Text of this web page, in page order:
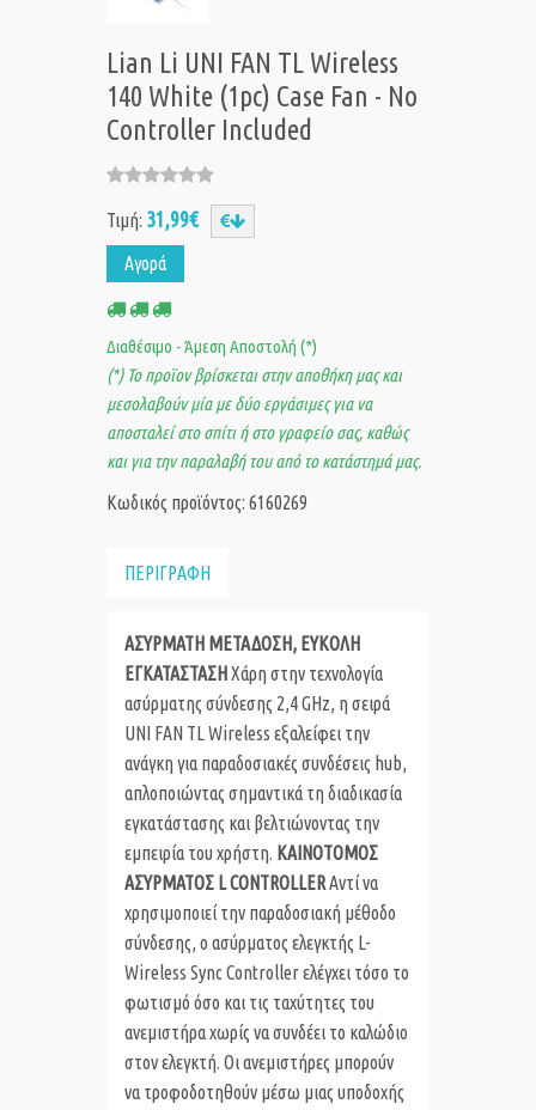
Lian Li UNI FAN TL Wireless
140 White (1pc) Case Fan - No
Controller Included
Τιμή: 31,99€
Αγορά
Διαθέσιμο - Άμεση Αποστολή (*)
(*) Το προϊον βρίσκεται στην αποθήκη μας και
μεσολαβούν μία με δύο εργάσιμες για να
αποσταλεί στο σπίτι ή στο γραφείο σας, καθώς
και για την παραλαβή του από το κατάστημά μας.
Κωδικός προϊόντος: 6160269
ΠΕΡΙΓΡΑΦΗ
ΑΣΥΡΜΑΤΗ ΜΕΤΑΔΟΣΗ, ΕΥΚΟΛΗ
ΕΓΚΑΤΑΣΤΑΣΗ Χάρη στην τεχνολογία
ασύρματης σύνδεσης 2,4 GHz, η σειρά
UNI FAN TL Wireless εξαλείφει την
ανάγκη για παραδοσιακές συνδέσεις hub,
απλοποιώντας σημαντικά τη διαδικασία
εγκατάστασης και βελτιώνοντας την
εμπειρία του χρήστη. ΚΑΙΝΟΤΟΜΟΣ
ΑΣΥΡΜΑΤΟΣ L CONTROLLERΑντί να
χρησιμοποιεί την παραδοσιακή μέθοδο
σύνδεσης, ο ασύρματος ελεγκτής L-
Wireless Sync Controller ελέγχει τόσο το
φωτισμό όσο και τις ταχύτητες του
ανεμιστήρα χωρίς να συνδέει το καλώδιο
στον ελεγκτή. Οι ανεμιστήρες μπορούν
να τροφοδοτηθούν μέσω μιας υποδοχής